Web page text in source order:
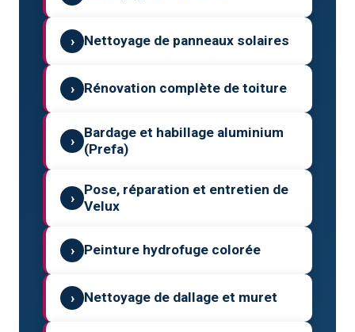
› Nettoyage de panneaux solaires
› Rénovation complète de toiture
›
Bardage et habillage aluminium
(Prefa)
›
Pose, réparation et entretien de
Velux
› Peinture hydrofuge colorée
› Nettoyage de dallage et muret